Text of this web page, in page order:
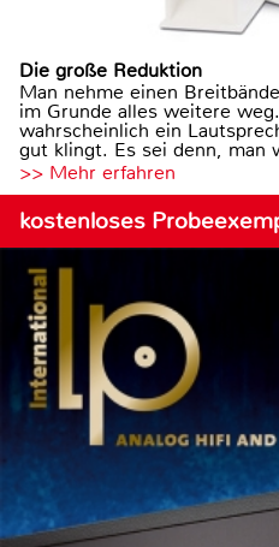
Die große Reduktion
Man nehme einen
im Grunde alles weitere
wahrscheinlich ein
gut klingt. Es sei denn, man
>> Mehr erfahren
kostenloses